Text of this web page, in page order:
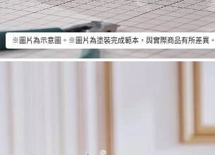
※圖片為示意圖。※圖片為塗裝完成範本，與實際商品有所差異。